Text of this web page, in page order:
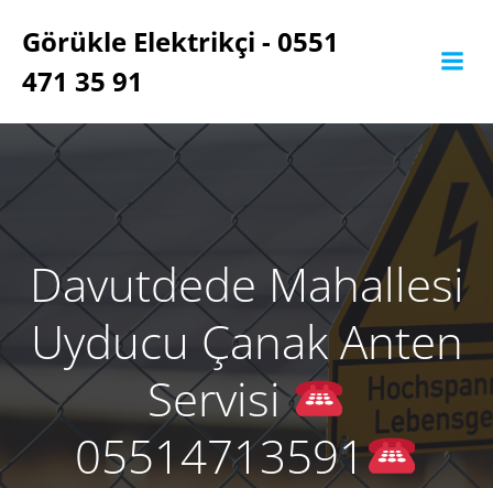
geç
Görükle Elektrikçi - 0551
471 35 91
Davutdede Mahallesi
Uyducu Çanak Anten
Servisi
05514713591